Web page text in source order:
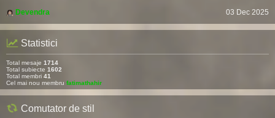
Devendra
03 Dec 2025
Statistici
Total mesaje 1714
Total subiecte 1602
Total membri 41
Cel mai nou membru fatimathahir
Comutator de stil